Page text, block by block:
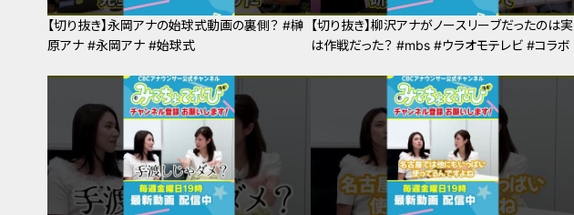
【切り抜き】永岡アナの始球式動画の裏側？ #榊
原アナ #永岡アナ #始球式
【切り抜き】柳沢アナがノースリーブだったのは実
は作戦だった？ #mbs #ウラオモテレビ #コラボ